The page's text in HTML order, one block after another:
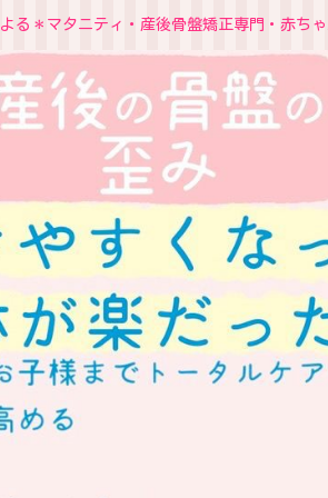
る＊マタニティ・産後骨盤矯正専門・赤ち